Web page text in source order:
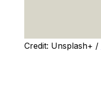
Credit: Unsplash+ /